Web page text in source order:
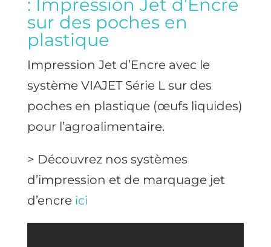
: Impression Jet d’Encre
sur des poches en
plastique
Impression Jet d’Encre avec le
système VIAJET Série L sur des
poches en plastique (œufs liquides)
pour l’agroalimentaire.
> Découvrez nos systèmes
d’impression et de marquage jet
d’encre ici